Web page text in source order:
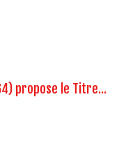
propose le Titre...